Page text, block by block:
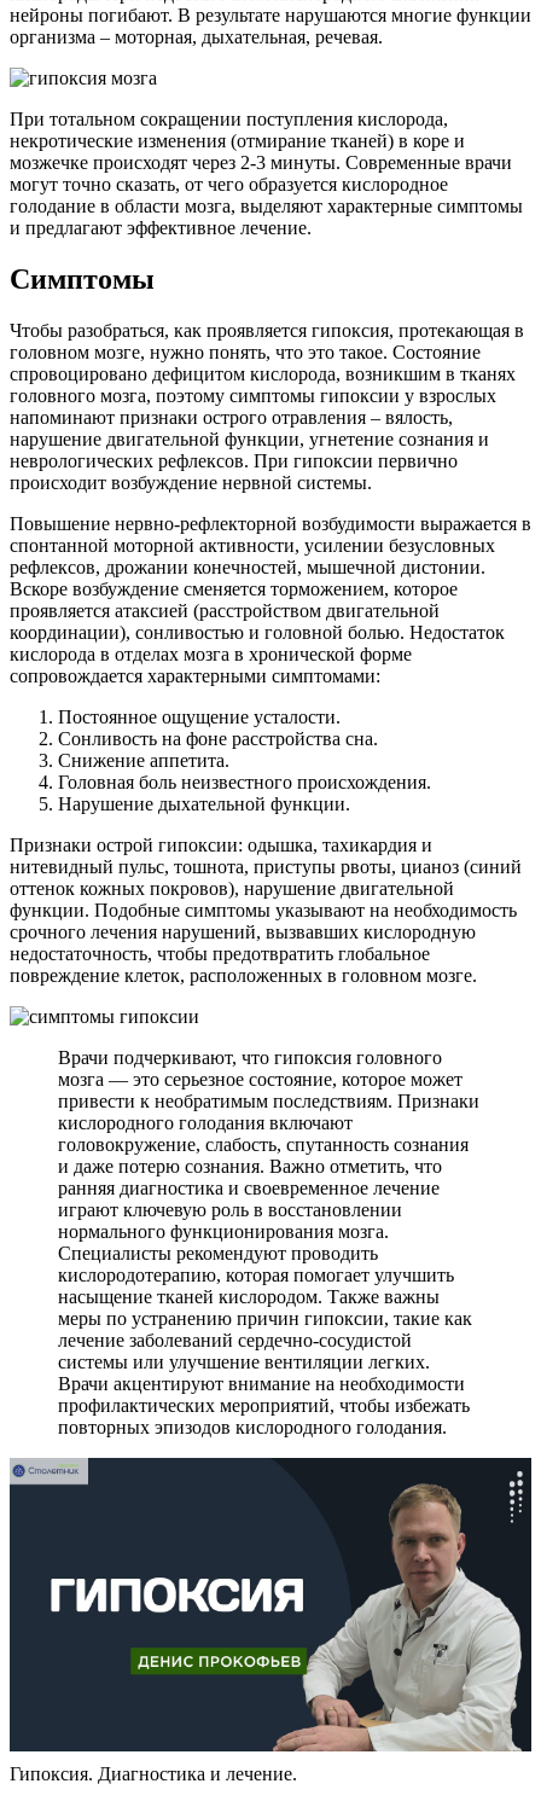
нейроны погибают. В результате нарушаются многие функции
организма – моторная, дыхательная, речевая.
При тотальном сокращении поступления кислорода,
некротические изменения (отмирание тканей) в коре и
мозжечке происходят через 2-3 минуты. Современные врачи
могут точно сказать, от чего образуется кислородное
голодание в области мозга, выделяют характерные симптомы
и предлагают эффективное лечение.
Симптомы
Чтобы разобраться, как проявляется гипоксия, протекающая в
головном мозге, нужно понять, что это такое. Состояние
спровоцировано дефицитом кислорода, возникшим в тканях
головного мозга, поэтому симптомы гипоксии у взрослых
напоминают признаки острого отравления – вялость,
нарушение двигательной функции, угнетение сознания и
неврологических рефлексов. При гипоксии первично
происходит возбуждение нервной системы.
Повышение нервно-рефлекторной возбудимости выражается в
спонтанной моторной активности, усилении безусловных
рефлексов, дрожании конечностей, мышечной дистонии.
Вскоре возбуждение сменяется торможением, которое
проявляется атаксией (расстройством двигательной
координации), сонливостью и головной болью. Недостаток
кислорода в отделах мозга в хронической форме
сопровождается характерными симптомами:
Постоянное ощущение усталости.
Сонливость на фоне расстройства сна.
Снижение аппетита.
Головная боль неизвестного происхождения.
Нарушение дыхательной функции.
Признаки острой гипоксии: одышка, тахикардия и
нитевидный пульс, тошнота, приступы рвоты, цианоз (синий
оттенок кожных покровов), нарушение двигательной
функции. Подобные симптомы указывают на необходимость
срочного лечения нарушений, вызвавших кислородную
недостаточность, чтобы предотвратить глобальное
повреждение клеток, расположенных в головном мозге.
Врачи подчеркивают, что гипоксия головного
мозга — это серьезное состояние, которое может
привести к необратимым последствиям. Признаки
кислородного голодания включают
головокружение, слабость, спутанность сознания
и даже потерю сознания. Важно отметить, что
ранняя диагностика и своевременное лечение
играют ключевую роль в восстановлении
нормального функционирования мозга.
Специалисты рекомендуют проводить
кислородотерапию, которая помогает улучшить
насыщение тканей кислородом. Также важны
меры по устранению причин гипоксии, такие как
лечение заболеваний сердечно-сосудистой
системы или улучшение вентиляции легких.
Врачи акцентируют внимание на необходимости
профилактических мероприятий, чтобы избежать
повторных эпизодов кислородного голодания.
Гипоксия. Диагностика и лечение.